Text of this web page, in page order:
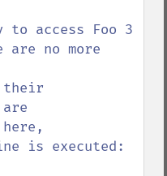
to access Foo 3
are no more
their
is executed: